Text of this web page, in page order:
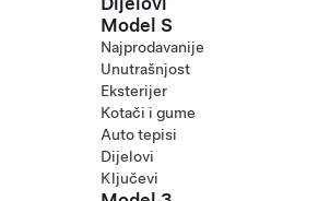
Model S
Najprodavanije
Unutrašnjost
Eksterijer
Kotači i gume
Auto tepisi
Dijelovi
Ključevi